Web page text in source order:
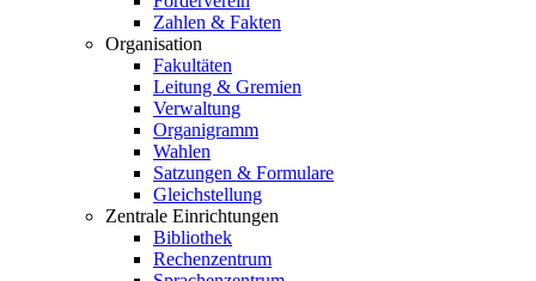
Zahlen & Fakten
Organisation
Fakultäten
Leitung & Gremien
Verwaltung
Organigramm
Wahlen
Satzungen & Formulare
Gleichstellung
Zentrale Einrichtungen
Bibliothek
Rechenzentrum